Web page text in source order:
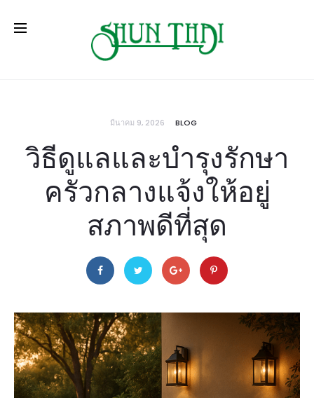
มีนาคม 9, 2026 BLOG
วิธีดูแลและบำรุงรักษา
ครัวกลางแจ้งให้อยู่
สภาพดีที่สุด